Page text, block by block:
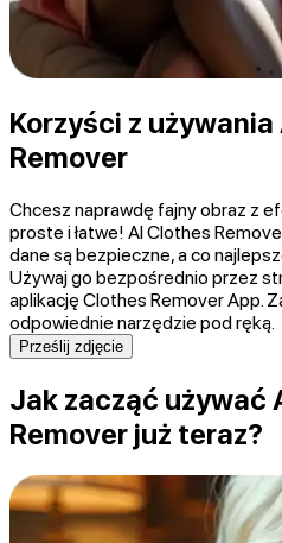
Korzyści z
Remover
Chcesz naprawdę fajny obraz z
proste i łatwe! AI Clothes
dane są bezpieczne, a co
Używaj go bezpośrednio przez
aplikację Clothes Remover App.
odpowiednie narzędzie pod ręką.
Prześlij zdjęcie
Jak zacząć używać
Remover już teraz?